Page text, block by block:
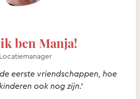
ben Manja!
Locatiemanager
eerste vriendschappen, hoe
ook nog zijn.’